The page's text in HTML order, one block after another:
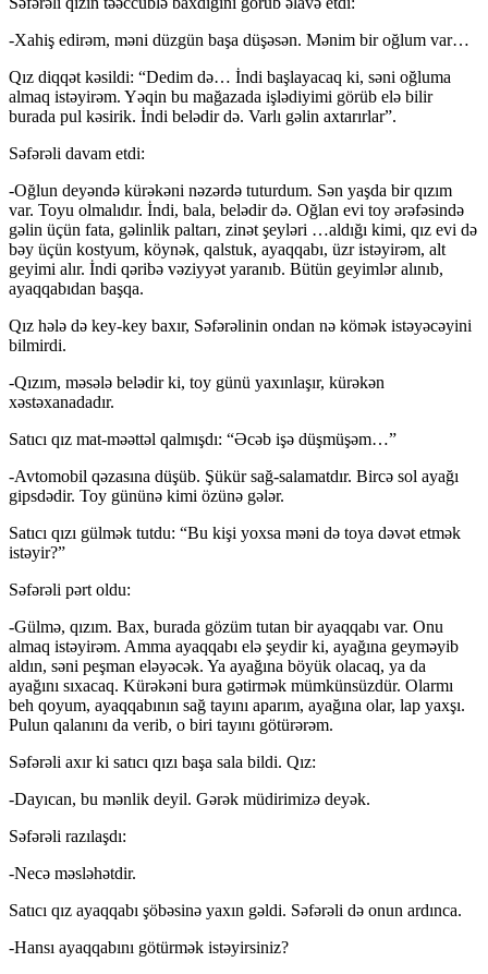
-Xahiş edirəm, məni düzgün başa düşəsən. Mənim bir oğlum var…
Qız diqqət kəsildi: “Dedim də… İndi başlayacaq ki, səni oğluma
almaq istəyirəm. Yəqin bu mağazada işlədiyimi görüb elə bilir
burada pul kəsirik. İndi belədir də. Varlı gəlin axtarırlar”.
Səfərəli davam etdi:
-Oğlun deyəndə kürəkəni nəzərdə tuturdum. Sən yaşda bir qızım
var. Toyu olmalıdır. İndi, bala, belədir də. Oğlan evi toy ərəfəsində
gəlin üçün fata, gəlinlik paltarı, zinət şeyləri …aldığı kimi, qız evi də
bəy üçün kostyum, köynək, qalstuk, ayaqqabı, üzr istəyirəm, alt
geyimi alır. İndi qəribə vəziyyət yaranıb. Bütün geyimlər alınıb,
ayaqqabıdan başqa.
Qız hələ də key-key baxır, Səfərəlinin ondan nə kömək istəyəcəyini
bilmirdi.
-Qızım, məsələ belədir ki, toy günü yaxınlaşır, kürəkən
xəstəxanadadır.
Satıcı qız mat-məəttəl qalmışdı: “Əcəb işə düşmüşəm…”
-Avtomobil qəzasına düşüb. Şükür sağ-salamatdır. Bircə sol ayağı
gipsdədir. Toy gününə kimi özünə gələr.
Satıcı qızı gülmək tutdu: “Bu kişi yoxsa məni də toya dəvət etmək
istəyir?”
Səfərəli pərt oldu:
-Gülmə, qızım. Bax, burada gözüm tutan bir ayaqqabı var. Onu
almaq istəyirəm. Amma ayaqqabı elə şeydir ki, ayağına geyməyib
aldın, səni peşman eləyəcək. Ya ayağına böyük olacaq, ya da
ayağını sıxacaq. Kürəkəni bura gətirmək mümkünsüzdür. Olarmı
beh qoyum, ayaqqabının sağ tayını aparım, ayağına olar, lap yaxşı.
Pulun qalanını da verib, o biri tayını götürərəm.
Səfərəli axır ki satıcı qızı başa sala bildi. Qız:
-Dayıcan, bu mənlik deyil. Gərək müdirimizə deyək.
Səfərəli razılaşdı:
-Necə məsləhətdir.
Satıcı qız ayaqqabı şöbəsinə yaxın gəldi. Səfərəli də onun ardınca.
-Hansı ayaqqabını götürmək istəyirsiniz?